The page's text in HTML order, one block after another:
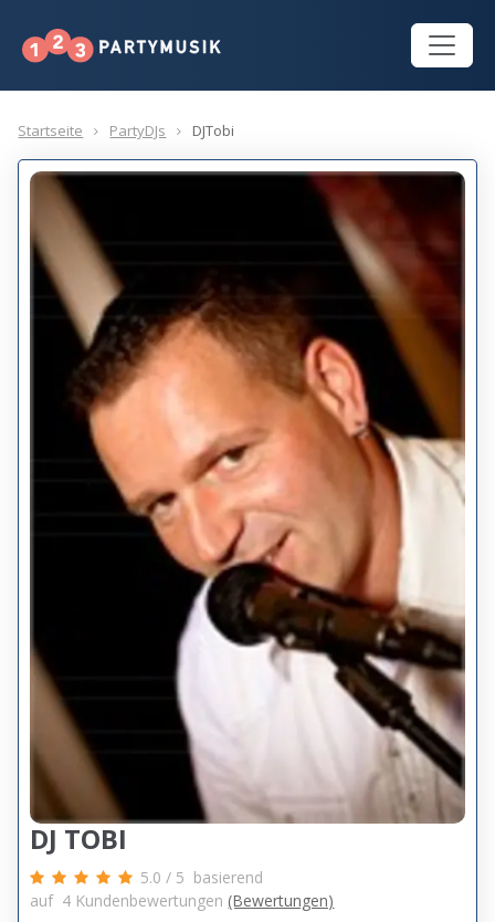
Startseite PartyDJs DJTobi
DJ TOBI
5.0 / 5 basierend
auf 4 Kundenbewertungen (Bewertungen)